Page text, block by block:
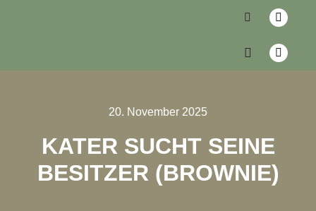
20. November 2025
KATER SUCHT SEINE
BESITZER (BROWNIE)